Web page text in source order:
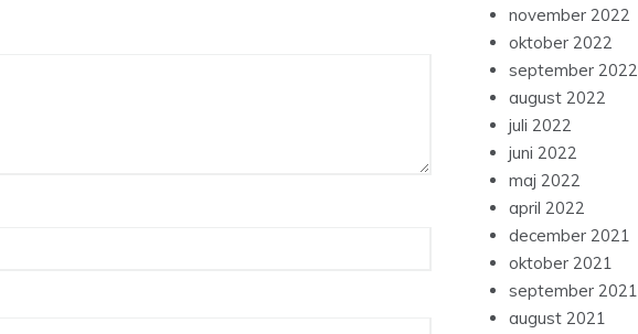
november 2022
oktober 2022
september 2022
august 2022
juli 2022
juni 2022
maj 2022
april 2022
december 2021
oktober 2021
september 2021
august 2021